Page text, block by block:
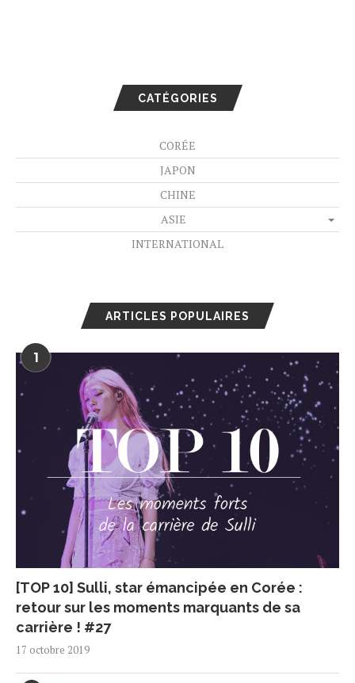
CATÉGORIES
CORÉE
JAPON
CHINE
ASIE
INTERNATIONAL
ARTICLES POPULAIRES
1
[TOP 10] Sulli, star émancipée en Corée :
retour sur les moments marquants de sa
carrière ! #27
17 octobre 2019